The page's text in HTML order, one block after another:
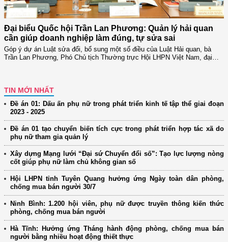
Đại biểu Quốc hội Trần Lan Phương: Quản lý hải quan
cần giúp doanh nghiệp làm đúng, tự sửa sai
Góp ý dự án Luật sửa đổi, bổ sung một số điều của Luật Hải quan, bà
Trần Lan Phương, Phó Chủ tịch Thường trực Hội LHPN Việt Nam, đại…
TIN MỚI NHẤT
Đề án 01: Dấu ấn phụ nữ trong phát triển kinh tế tập thể giai đoạn
2023 - 2025
Đề án 01 tạo chuyển biến tích cực trong phát triển hợp tác xã do
phụ nữ tham gia quản lý
Xây dựng Mạng lưới “Đại sứ Chuyển đổi số”: Tạo lực lượng nòng
cốt giúp phụ nữ làm chủ không gian số
Hội LHPN tỉnh Tuyên Quang hưởng ứng Ngày toàn dân phòng,
chống mua bán người 30/7
Ninh Bình: 1.200 hội viên, phụ nữ được truyền thông kiến thức
phòng, chống mua bán người
Hà Tĩnh: Hưởng ứng Tháng hành động phòng, chống mua bán
người bằng nhiều hoạt động thiết thực